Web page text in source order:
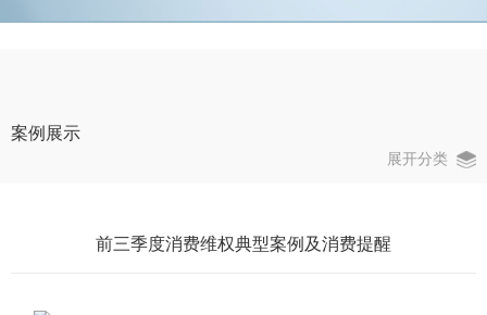
案例展示
展开分类
前三季度消费维权典型案例及消费提醒